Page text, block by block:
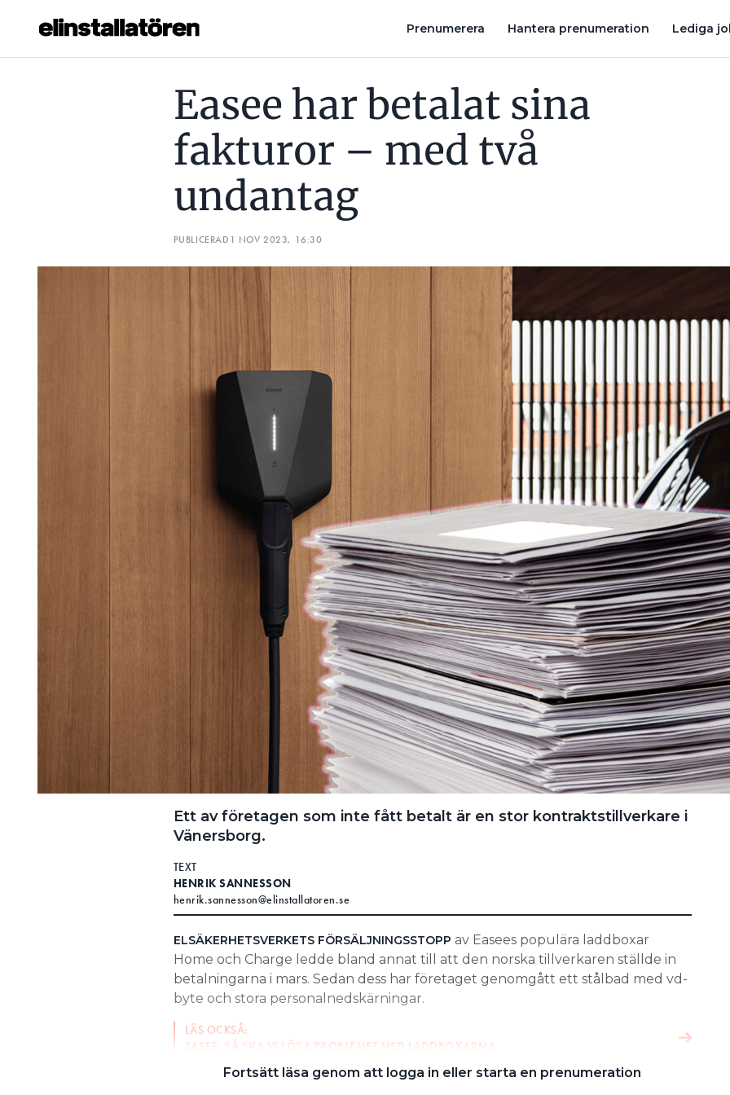
Prenumerera Hantera prenumeration Lediga
Hantera prenumeration
Läs E-tidningen
Easee har betalat sina
fakturor – med två
undantag
PUBLICERAD 1 NOV 2023, 16:30
Ett av företagen som inte fått betalt är en stor kontraktstillverkare i
Vänersborg.
TEXT
HENRIK SANNESSON
henrik.sannesson@elinstallatoren.se
ELSÄKERHETSVERKETS FÖRSÄLJNINGSSTOPP av Easees populära laddboxar
Home och Charge ledde bland annat till att den norska tillverkaren ställde in
betalningarna i mars. Sedan dess har företaget genomgått ett stålbad med vd-
byte och stora personalnedskärningar.
LÄS OCKSÅ:
EASEE: SÅ SKA VI LÖSA PROBLEMET MED LADDBOXARNA
LÄS OCKSÅ:Fortsätt läsa genom att logga in eller starta en prenumeration
EASEE HAR BETALAT SINA FAKTUROR – MED TVÅ UNDANTAG HAR EASEE VERKLIGEN ÅTERTAGIT SIN ÖVERKLAGAN?